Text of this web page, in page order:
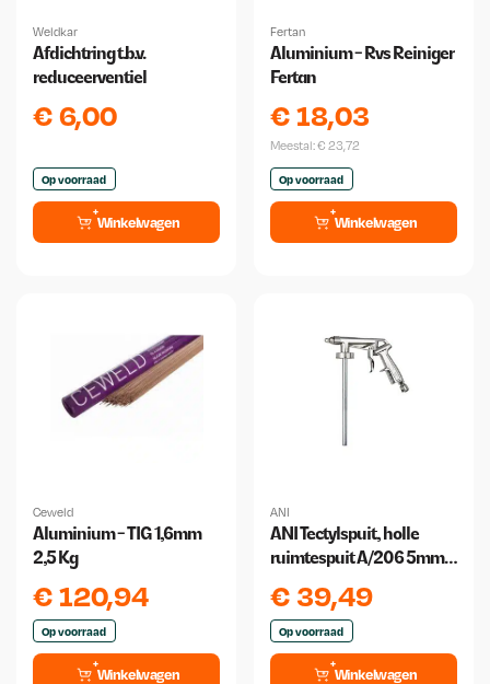
Weldkar
Afdichtring t.b.v.
reduceerventiel
€6,00
Op voorraad
Winkelwagen
Fertan
Aluminium - Rvs Reiniger
Fertan
€18,03
Meestal:€ 23,72
Op voorraad
Winkelwagen
Ceweld
Aluminium - TIG 1,6mm
2,5 Kg
€120,94
Op voorraad
Winkelwagen
ANI
ANI Tectylspuit, holle
ruimtespuit A/206 5mm
500mm
€ 39,49
Op voorraad
Winkelwagen